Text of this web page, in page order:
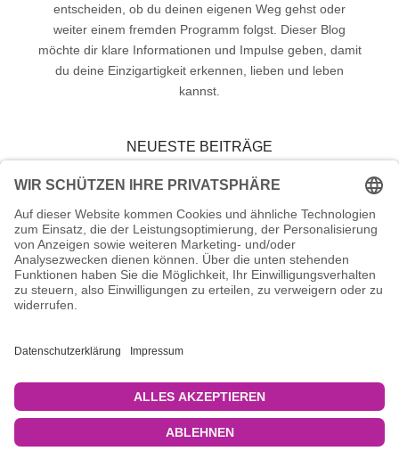
entscheiden, ob du deinen eigenen Weg gehst oder
weiter einem fremden Programm folgst. Dieser Blog
möchte dir klare Informationen und Impulse geben, damit
du deine Einzigartigkeit erkennen, lieben und leben
kannst.
NEUESTE BEITRÄGE
3. Bewusst aus der Künstlichen Matrix aussteigen.
2. Der Kollaps der künstlichen Matrix. Wo bewegen wir
uns hin?
1. Was ist die Künstliche Matrix?
KÜNSTLICHE MATRIX MEDIALITÄT